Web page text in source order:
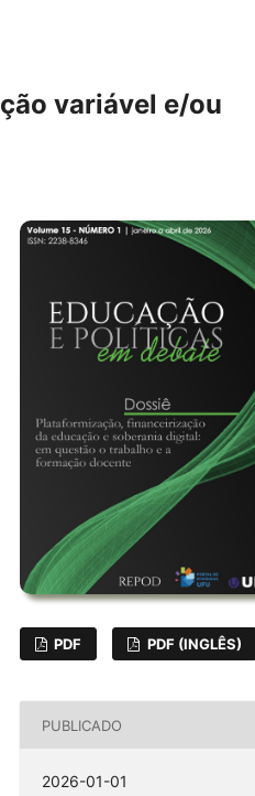
variável e/ou
PDF PDF (INGLÊS)
PUBLICADO
2026-01-01